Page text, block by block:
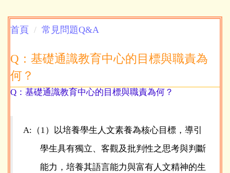
首頁 常見問題Q&A
Q：基礎通識教育中心的目標與職責為
何？
Q：基礎通識教育中心的目標與職責為何？
A:（1）以培養學生人文素養為核心目標，導引
學生具有獨立、客觀及批判性之思考與判斷
能力，培養其語言能力與富有人文精神的生